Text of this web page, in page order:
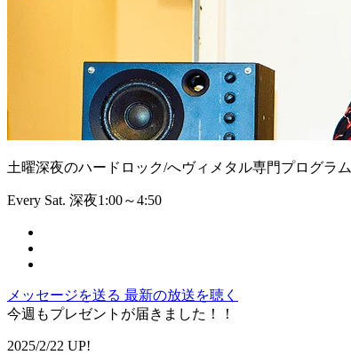
土曜深夜のハードロック/へヴィメタル専門プログラム
Every Sat. 深夜1:00～4:50
メッセージを送る 最新の放送を聴く
今週もプレゼントが届きました！！
2025/2/22 UP!